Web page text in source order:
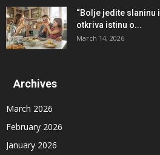
“Bolje jedite slaninu
otkriva istinu o...
March 14, 2026
Archives
March 2026
February 2026
January 2026